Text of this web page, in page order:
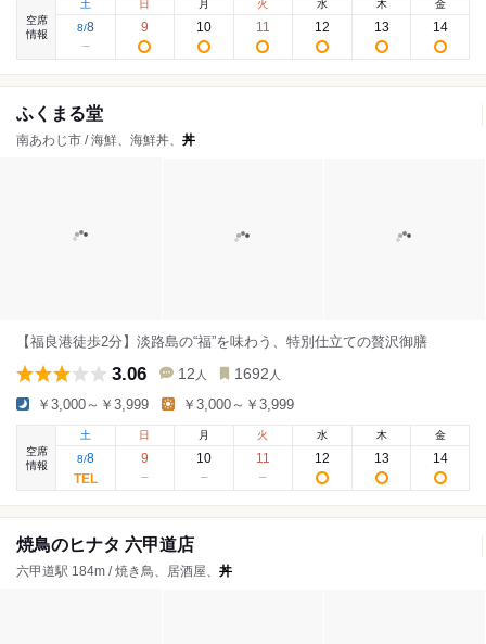
空席
情報
土
8/8
日
9
月
10
火
11
水
12
木
13
金
14
ふくまる堂
南あわじ市 / 海鮮、海鮮丼、 丼
【福良港徒歩2分】淡路島の“福”を味わう、特別仕立ての贅沢御膳
3.06 12 人 1692 人
￥3,000～￥3,999 ￥3,000～￥3,999
空席
情報
土
8/8
日
9
月
10
火
11
水
12
木
13
金
14
焼鳥のヒナタ 六甲道店
六甲道駅 184m / 焼き鳥、居酒屋、 丼